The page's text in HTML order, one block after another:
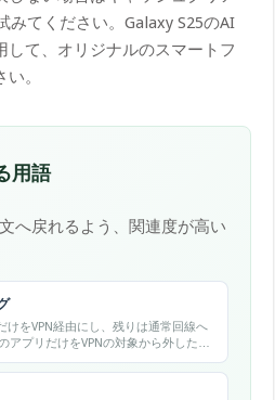
みてください。Galaxy S25のAI
して、オリジナルのスマートフ
。
用語
へ戻れるよう、関連度が高い
けをVPN経由にし、残りは通常回線へ
アプリだけをVPNの対象から外した
つ場合があります。対応の有無や設
って異なる点にご注意ください。